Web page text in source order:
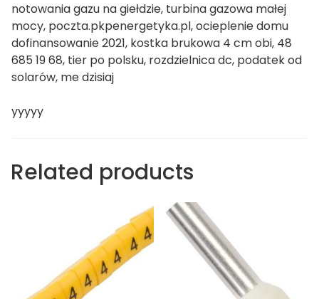
notowania gazu na giełdzie, turbina gazowa małej
mocy, poczta.pkpenergetyka.pl, ocieplenie domu
dofinansowanie 2021, kostka brukowa 4 cm obi, 48
685 19 68, tier po polsku, rozdzielnica dc, podatek od
solarów, me dzisiaj
yyyyy
Related products